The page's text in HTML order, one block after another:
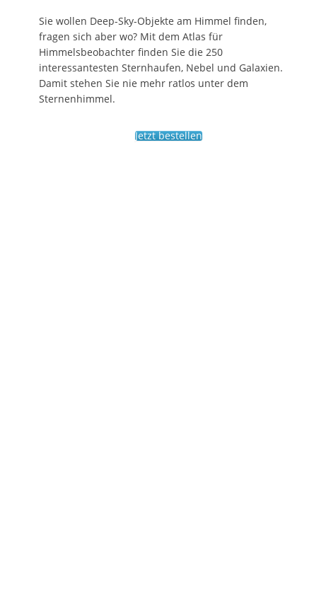
Sie wollen Deep-Sky-Objekte am Himmel finden,
fragen sich aber wo? Mit dem Atlas für
Himmelsbeobachter finden Sie die 250
interessantesten Sternhaufen, Nebel und Galaxien.
Damit stehen Sie nie mehr ratlos unter dem
Sternenhimmel.
Jetzt bestellen